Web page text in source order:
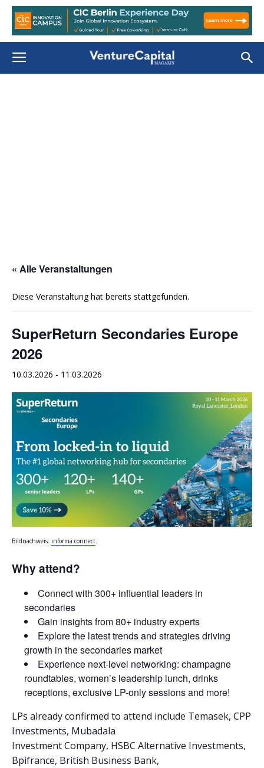
« Alle Veranstaltungen
Diese Veranstaltung hat bereits stattgefunden.
SuperReturn Secondaries Europe
2026
10.03.2026 - 11.03.2026
Bildnachweis: informa connect.
Why attend?
Connect with 300+ influential leaders in
secondaries
Gain insights from 80+ industry experts
Explore the latest trends and strategies driving
growth in the secondaries market
Experience next-level networking: champagne
roundtables, women’s leadership lunch, drinks
receptions, exclusive LP-only sessions and more!
LPs already confirmed to attend include Temasek, CPP
Investments, Mubadala
Investment Company, HSBC Alternative Investments,
Bpifrance, British Business Bank,